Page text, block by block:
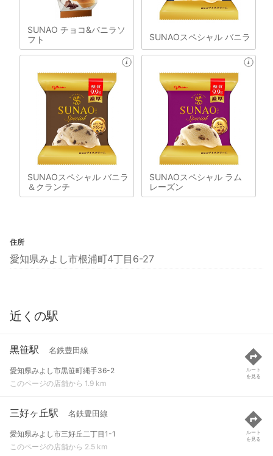
SUNAO チョコ&バニラソ
フト
SUNAOスペシャル バニラ
SUNAOスペシャル バニラ
＆クランチ
SUNAOスペシャル ラム
レーズン
住所
愛知県みよし市根浦町4丁目6-27
近くの駅
黒笹駅 名鉄豊田線
愛知県みよし市黒笹町縄手36-2
このページの店舗から 1.9 km
ルート
を見る
三好ヶ丘駅 名鉄豊田線
愛知県みよし市三好丘二丁目1-1
このページの店舗から 2.5 km
ルート
を見る